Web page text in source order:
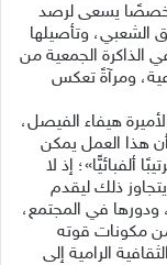
يسعى لرصد
الشعبي، وتأصيلها
الذاكرة الجمعية من
ومرآةً تعكس
هيفاء الفيصل،
أن هذا العمل يمكن
ألفبائيًّا»؛ إذ لا
ذلك ليقدم
ودورها في المجتمع،
مكونات قوته
الرامية إلى